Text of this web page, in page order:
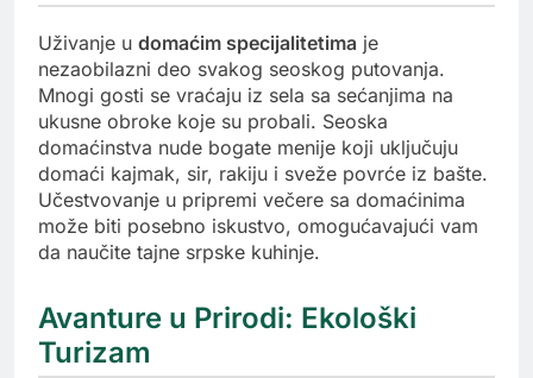
Uživanje u domaćim specijalitetima je
nezaobilazni deo svakog seoskog putovanja.
Mnogi gosti se vraćaju iz sela sa sećanjima na
ukusne obroke koje su probali. Seoska
domaćinstva nude bogate menije koji uključuju
domaći kajmak, sir, rakiju i sveže povrće iz bašte.
Učestvovanje u pripremi večere sa domaćinima
može biti posebno iskustvo, omogućavajući vam
da naučite tajne srpske kuhinje.
Avanture u Prirodi: Ekološki
Turizam